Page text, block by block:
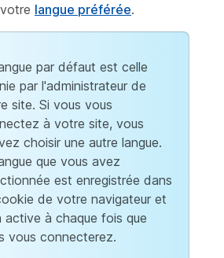
langue préférée.
par défaut est celle
par l'administrateur de
site. Si vous vous
à votre site, vous
choisir une autre langue.
que vous avez
est enregistrée dans
de votre navigateur et
active à chaque fois que
vous connecterez.